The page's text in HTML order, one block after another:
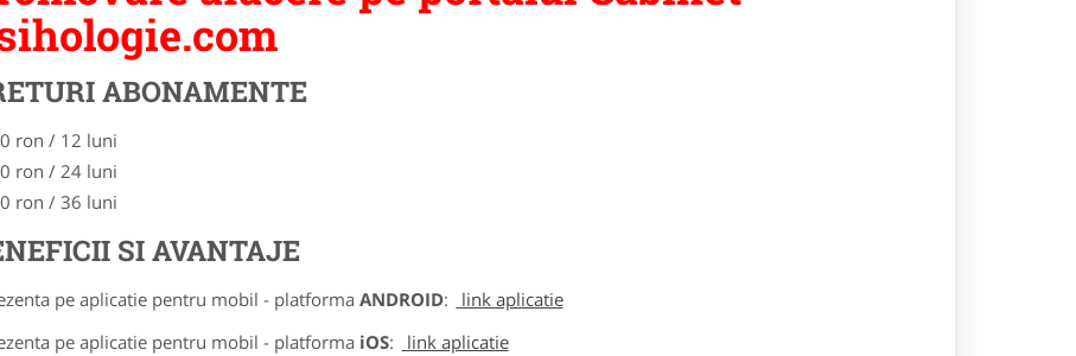
ABONAMENTE
ron / 12 luni
ron / 24 luni
ron / 36 luni
SI AVANTAJE
pe aplicatie pentru mobil - platforma ANDROID:
link aplicatie
pe aplicatie pentru mobil - platforma iOS:
link aplicatie